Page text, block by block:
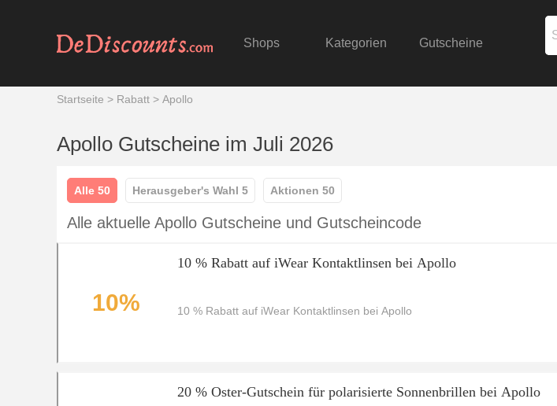
Shops Kategorien Gutscheine
Startseite > Rabatt > Apollo
Apollo Gutscheine im Juli 2026
Alle 50 Herausgeber's Wahl 5 Aktionen 50
Alle aktuelle Apollo Gutscheine und Gutscheincode
10%
10 % Rabatt auf iWear Kontaktlinsen bei Apollo
10 % Rabatt auf iWear Kontaktlinsen bei Apollo
20 % Oster-Gutschein für polarisierte Sonnenbrillen bei Apollo